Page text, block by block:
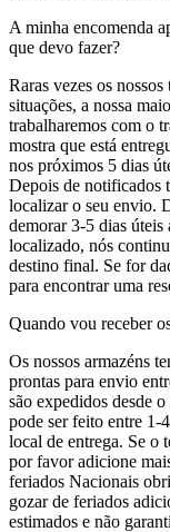
A minha encomenda
que devo fazer?
Raras vezes os
situações, a nossa
trabalharemos com o
mostra que está
nos próximos 5 dias
Depois de notificados
localizar o seu envio.
demorar 3-5 dias úteis
localizado, nós
destino final. Se for
para encontrar uma
Quando vou receber
Os nossos armazéns
prontas para envio
são expedidos desde
pode ser feito entre 1-
local de entrega. Se o
por favor adicione
feriados Nacionais
gozar de feriados
estimados e não